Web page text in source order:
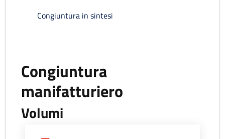
Congiuntura in sintesi
Congiuntura
manifatturiero
Volumi